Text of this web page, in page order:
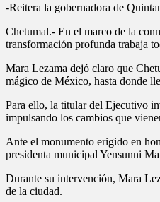
-Reitera la gobernadora de
Chetumal.- En el marco de la
transformación profunda trabaja
Mara Lezama dejó claro que
mágico de México, hasta donde
Para ello, la titular del Ejecutivo
impulsando los cambios que
Ante el monumento erigido en
presidenta municipal Yensunni
Durante su intervención, Mara
de la ciudad.